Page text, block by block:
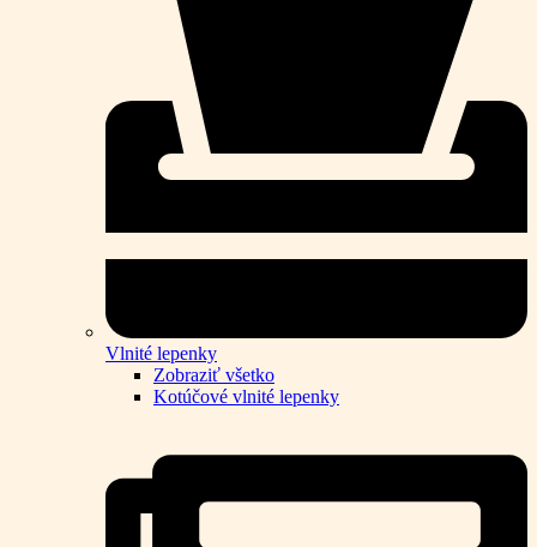
Vlnité lepenky
Zobraziť všetko
Kotúčové vlnité lepenky